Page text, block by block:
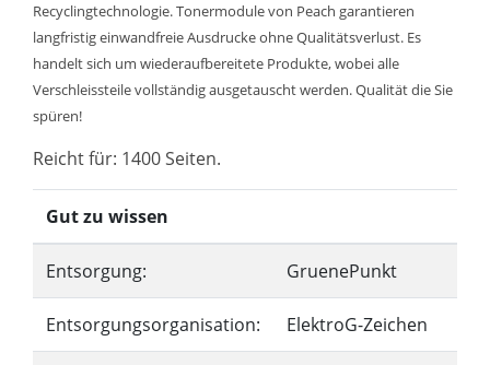
Recyclingtechnologie. Tonermodule von Peach garantieren
langfristig einwandfreie Ausdrucke ohne Qualitätsverlust. Es
handelt sich um wiederaufbereitete Produkte, wobei alle
Verschleissteile vollständig ausgetauscht werden. Qualität die Sie
spüren!
Reicht für: 1400 Seiten.
Gut zu wissen
Entsorgung: GruenePunkt
Entsorgungsorganisation: ElektroG-Zeichen